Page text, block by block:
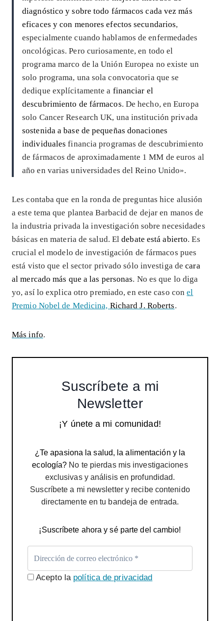
diagnóstico y sobre todo fármacos cada vez más
eficaces y con menores efectos secundarios,
especialmente cuando hablamos de enfermedades
oncológicas. Pero curiosamente, en todo el
programa marco de la Unión Europea no existe un
solo programa, una sola convocatoria que se
dedique explícitamente a financiar el
descubrimiento de fármacos. De hecho, en Europa
solo Cancer Research UK, una institución privada
sostenida a base de pequeñas donaciones
individualesfinancia programas de descubrimiento
de fármacos de aproximadamente 1 MM de euros al
año en varias universidades del Reino Unido».
Les contaba que en la ronda de preguntas hice alusión
a este tema que plantea Barbacid de dejar en manos de
la industria privada la investigación sobre necesidades
básicas en materia de salud. Eldebate está abierto. Es
crucial el modelo de investigación de fármacos pues
está visto que el sector privado sólo investiga decara
al mercado más que a las personas. No es que lo diga
yo, así lo explica otro premiado, en este caso conel
Premio Nobel de Medicina, Richard J. Roberts.
Más info.
Suscríbete a mi
Newsletter
¡Y únete a mi comunidad!
¿Te apasiona la salud, la alimentación y la
ecología? No te pierdas mis investigaciones
exclusivas y análisis en profundidad.
Suscríbete a mi newsletter y recibe contenido
directamente en tu bandeja de entrada.
¡Suscríbete ahora y sé parte del cambio!
Acepto la política de privacidad